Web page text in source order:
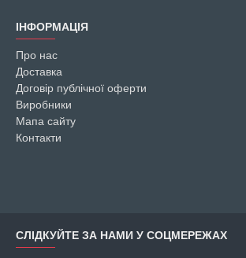
ІНФОРМАЦІЯ
Про нас
Доставка
Договір публічної оферти
Виробники
Мапа сайту
Контакти
СЛІДКУЙТЕ ЗА НАМИ У СОЦМЕРЕЖАХ